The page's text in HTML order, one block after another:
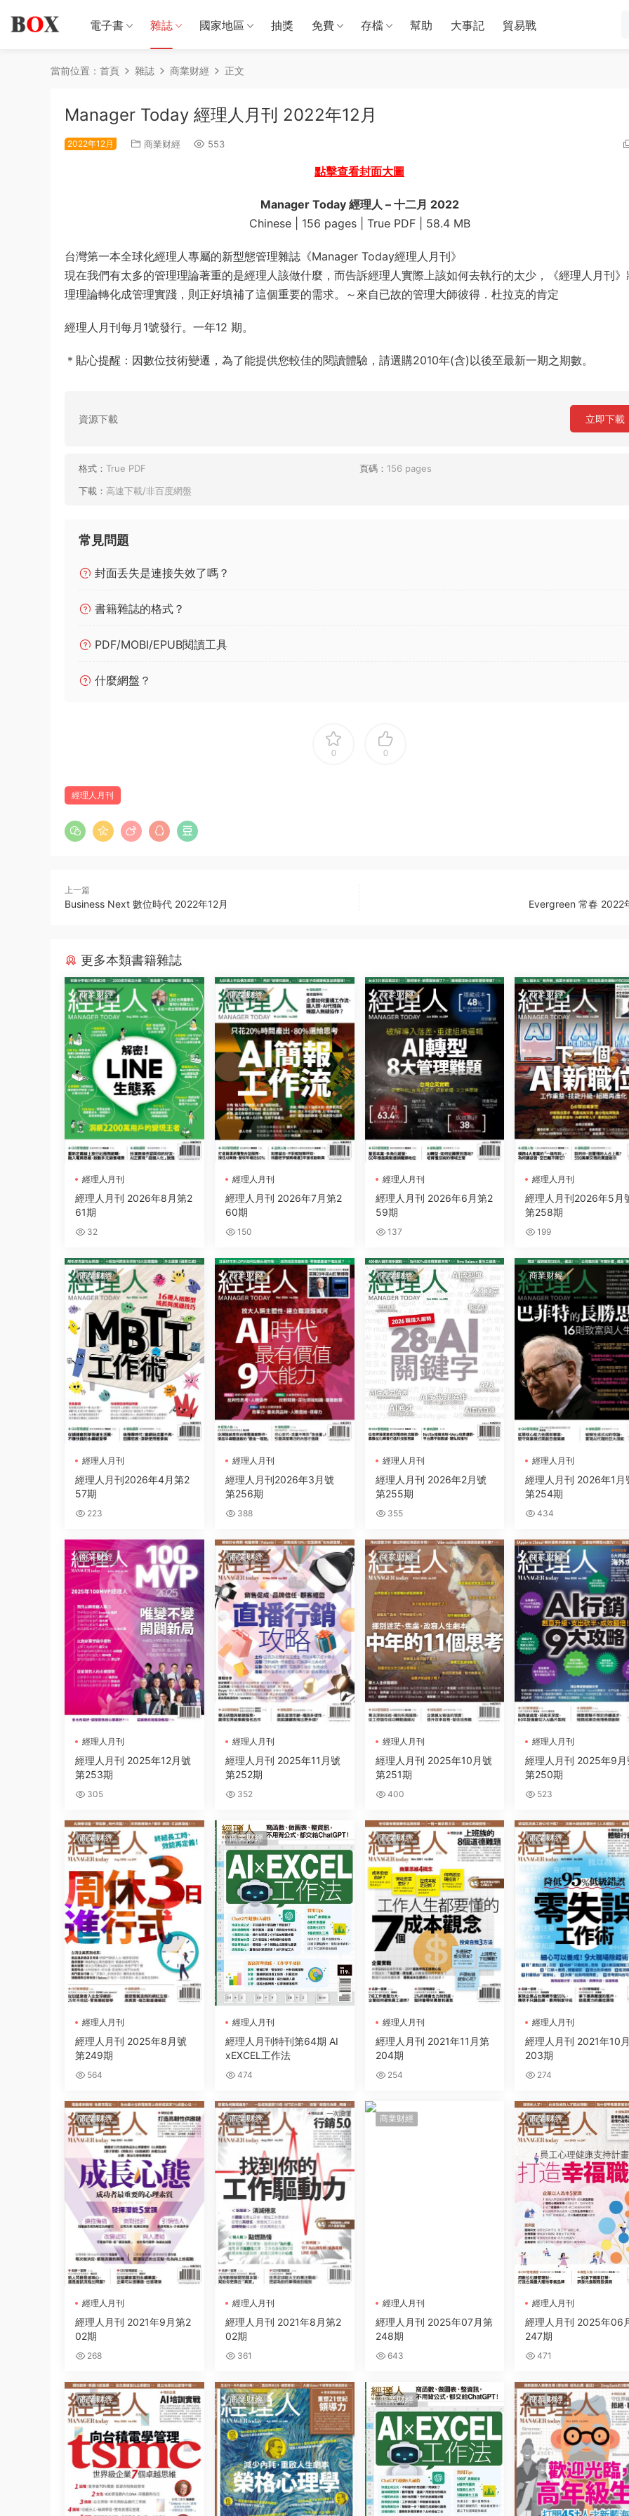
電子書 雜誌 國家地區 抽獎 免費 存檔 幫助 大事記 貿易戰
當前位置： 首頁 雜誌 商業财經 正文
Manager Today 經理人月刊 2022年12月
2022年12月 商業财經 553
點擊查看封面大圖
Manager Today 經理人 – 十二月 2022
Chinese | 156 pages | True PDF | 58.4 MB
台灣第一本全球化經理人專屬的新型態管理雜誌《Manager Today經理人月刊》
現在我們有太多的管理理論著重的是經理人該做什麼，而告訴經理人實際上該如何去執行的太少，《經理人月刊》
理理論轉化成管理實踐，則正好填補了這個重要的需求。～來自已故的管理大師彼得．杜拉克的肯定
經理人月刊每月1號發行。一年12 期。
＊貼心提醒：因數位技術變遷，為了能提供您較佳的閱讀體驗，請選購2010年(含)以後至最新一期之期數。
資源下載 立即下載
格式： True PDF 頁碼： 156 pages
下載： 高速下載/非百度網盤
常見問題
封面丢失是連接失效了嗎？
書籍雜誌的格式？
PDF/MOBI/EPUB閱讀工具
什麼網盤？
0 0
經理人月刊
上一篇
Business Next 數位時代 2022年12月 Evergreen 常春 2022
更多本類書籍雜誌
商業财經
經理人月刊
經理人月刊 2026年8月第2
61期
32
商業财經
經理人月刊
經理人月刊 2026年7月第2
60期
150
商業财經
經理人月刊
經理人月刊 2026年6月第2
59期
137
商業财經
經理人月刊
經理人月刊2026年5月
第258期
199
商業财經
經理人月刊
經理人月刊2026年4月第2
57期
223
商業财經
經理人月刊
經理人月刊2026年3月號
第256期
388
商業财經
經理人月刊
經理人月刊 2026年2月號
第255期
355
商業财經
經理人月刊
經理人月刊 2026年1月
第254期
434
商業财經
經理人月刊
經理人月刊 2025年12月號
第253期
305
商業财經
經理人月刊
經理人月刊 2025年11月號
第252期
352
商業财經
經理人月刊
經理人月刊 2025年10月號
第251期
400
商業财經
經理人月刊
經理人月刊 2025年9月
第250期
523
商業财經
經理人月刊
經理人月刊 2025年8月號
第249期
564
商業财經
經理人月刊
經理人月刊特刊第64期 AI
xEXCEL工作法
474
商業财經
經理人月刊
經理人月刊 2021年11月第
204期
254
商業财經
經理人月刊
經理人月刊 2021年10
203期
274
商業财經
經理人月刊
經理人月刊 2021年9月第2
02期
268
商業财經
經理人月刊
經理人月刊 2021年8月第2
02期
361
商業财經
經理人月刊
經理人月刊 2025年07月第
248期
643
商業财經
經理人月刊
經理人月刊 2025年06
247期
471
商業财經 商業财經 商業财經 商業财經